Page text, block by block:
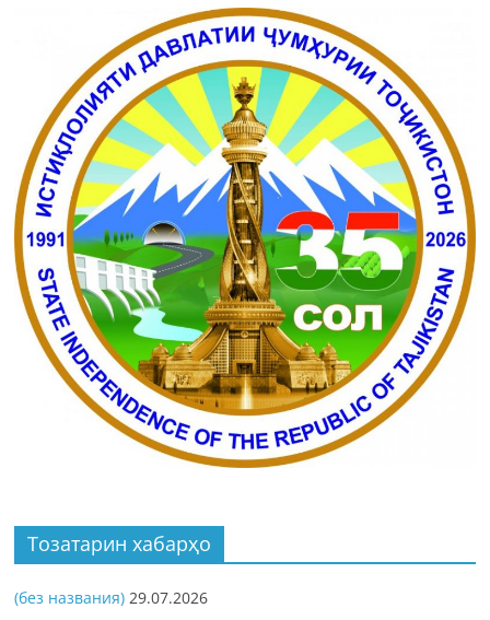
Тозатарин хабарҳо
(без названия) 29.07.2026